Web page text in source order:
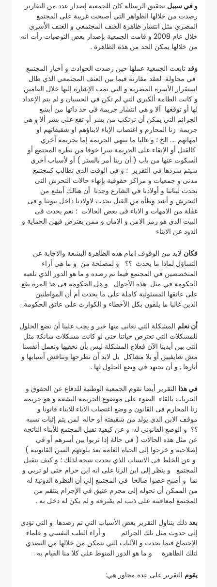
و في سبيل تحقيق الرسالة كان للجمعية إصدار عدد من التقارير
رصدت من خلالها الظواهر التي أصبحت غريبة على المجتمع
المصري مثل انتشار ظاهرة العنف المجتمعي و العنف الأسري
خلال عام 2008 و قامت الجمعية بإصدار بعض التوصيات رأت انه
من خلالها يمكن الحد من هذه الظاهرة .
وقد تابعت الجمعية عملها حين رصدت الحوادث و أخبار المجتمع
في محاولة لعقد مقارنة فيما بين العنف المجتمعي الذي طال
استقرار الأسرة المصرية و التي تمت الإشارة إليها خلال العامين
و كانت الطامة ألكبري التي لم تكن في الحسبان و لم يتم الإعداد
لها أو توقعها آلا و هي انتشار جريمة في حد ذاتها من أبشع
الجرائم التي يمكن أن ترتكب من بشر أو تقع على بشر ألا و هي
جريمة زنا المحارم و اغتصاب الإباء لابناؤهم او شقيقاتهم او
امهاتهم …. الخ ؛ و غالبا ما تنتهي الجريمة إما بجريمة أخري
كالقتل أو الإبقاء على الجريمة سرا خوفا من نظرة المجتمع أو
السكوت عنها من باب ( أن ربنا أمر بالستر ) أو لأسباب أخري
سيتم سردها في التقرير ؛ و في الوقت الذي نطالب كمجتمع
مدنى و جمعيات و مراكز حقوقية بإنهاء حالات التحرش التى
تحدث لبناتنا و أولادنا في الشارع وجدنا أن هنالك أبشع من
التحرش و أشد وطأة من القتل يحدث لاولادنا داخل بيوتنا و فى
غفلة من الامهات و الاباء فى بعض الحالات ؛ نعم يحدث فى
البيت الذي هو رمز الامن و الامان و ممن يفترض فيهن الحماية و
الذود عن الابناء
فكان لابد من الوقوف امام هذه الظاهرة البشعة والاجابة عن
التساؤل لماذا ما يحدث ؟؟ و لمصلحة من و ما هي أراء
المتخصصين في المجتمع فيما تم رصده و ما هو الدور الذي تلعبه
الحكومة في مثل هذه الأحوال و هل الحكومة فى هذ المرة يقع
على عاتقها المسئولية كاملة على ما يحدث أم أن المواطنين
الذين غالبا ما يلقون بكل الأخطاء و الكوارث على عاتق الحكومة .
أن نعلم المشكلة التي نعانى منها خير و يجب علينا أن نضع الحلول
للمشكلات التي تعترض حياتنا حتى لو كانت مشكلات شائكة مثل
التي بين أيدينا الآن فعلاج المشكلة ليس بأن نخفيها ونعمل أنفسنا
مش شايفيين أو بلا مشاكل بل لابد أن نطرحها ونناقش أسبابها و
أثارها , و أن نجتهد في وضع الحلول لها .
في هذا التقرير أيضا تقوم الجمعية الوطنية للدفاع عن الحقوق و
الحريات بالقاء الضوء على موضوع الجريمة البشعة و هو جريمة
زنا المحارم فى القانون و وضع اغتصاب الاباء للابناء قانونا و
موقف الابن الذي يولد من شقيقته أو خاله لمن يتم إثبات نسبه
؟؟ و الوضع القانونى له و عن كيفية تقبل المجتمع للأبناء الناتجة
عن مثل هذه الحالات ( في حالة إذا تربوا بين أسرهم أو في
إصلاحية و خرجوا إلى الحياة العامة بعد بلوغهم السن القانونية )
و عن الخلط فى الانساب الذي يحدث نتيجة لذلك ؛ و كيف يتقبل
المجتمع و ينظر إلى ابن الزنا على انه ابن حرام حتى لو تربي و
نما و أصبح عضوا صالحا في المجتمع إلى أن النظرة الدونية له
من الممكن أن تحوله إلى مجرم عتيق في الإجرام ينتقم من
المجتمع لمعاقبته على ذنب لم يقترفه و لم يكن له دخل به .
بعد ذلك يتناول التقرير بعض الأسباب التي تم رصدها و التي تؤدي
إلى حدوث مثل تلك الجرائم و أراء الطب النفسي و علماء
الاجتماع فيما يحدث و الآليات التي نتمكن من خلالها من التصدي
لتلك الظاهرة و ما هو الدور المنوط على كلا منا القيام به .
يقوم التقرير على عدة محاور هي: